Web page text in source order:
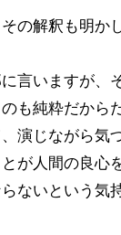
の解釈も明かし
言いますが、
も純粋だから
演じながら気
が人間の良心
ないという気